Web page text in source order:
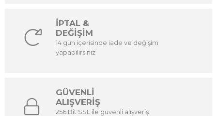
İPTAL &
DEĞİŞİM
14 gün içerisinde iade ve değişim
yapabilirsiniz
GÜVENLİ
ALIŞVERİŞ
256 Bit SSL ile güvenli alışveriş